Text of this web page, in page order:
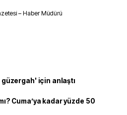
– Haber Müdürü
güzergah' için anlaştı
Cuma’ya kadar yüzde 50